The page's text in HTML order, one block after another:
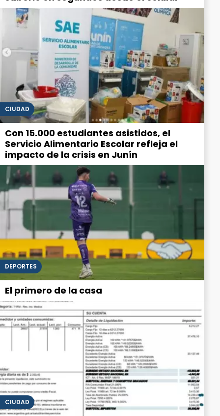
CIUDAD
Con 15.000 estudiantes asistidos, el
Servicio Alimentario Escolar refleja el
impacto de la crisis en Junín
DEPORTES
El primero de la casa
CIUDAD